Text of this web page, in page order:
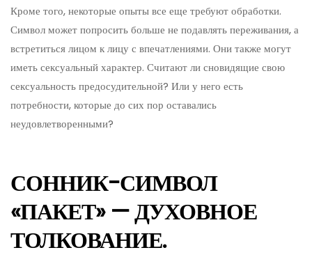
Кроме того, некоторые опыты все еще требуют обработки.
Символ может попросить больше не подавлять переживания, а
встретиться лицом к лицу с впечатлениями. Они также могут
иметь сексуальный характер. Считают ли сновидящие свою
сексуальность предосудительной? Или у него есть
потребности, которые до сих пор оставались
неудовлетворенными?
СОННИК-СИМВОЛ
«ПАКЕТ» — ДУХОВНОЕ
ТОЛКОВАНИЕ.